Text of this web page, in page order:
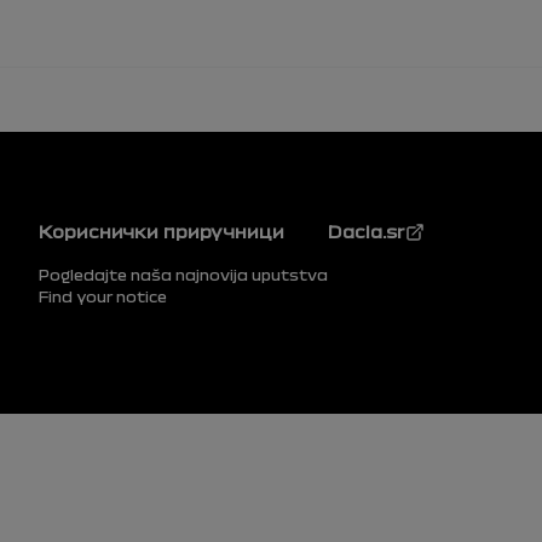
Podnožje
Кориснички приручници
Pogledajte naša najnovija uputstva
Find your notice
Dacia.sr